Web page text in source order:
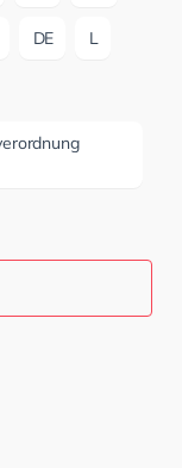
DE L